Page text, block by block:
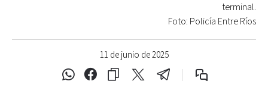
11 de junio de 2025
terminal.
Foto: Policía Entre Ríos